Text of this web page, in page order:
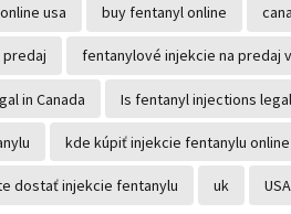
usa buy fentanyl online
fentanylové injekcie na predaj
in Canada Is fentanyl injections
kde kúpiť injekcie fentanylu online
dostať injekcie fentanylu uk USA